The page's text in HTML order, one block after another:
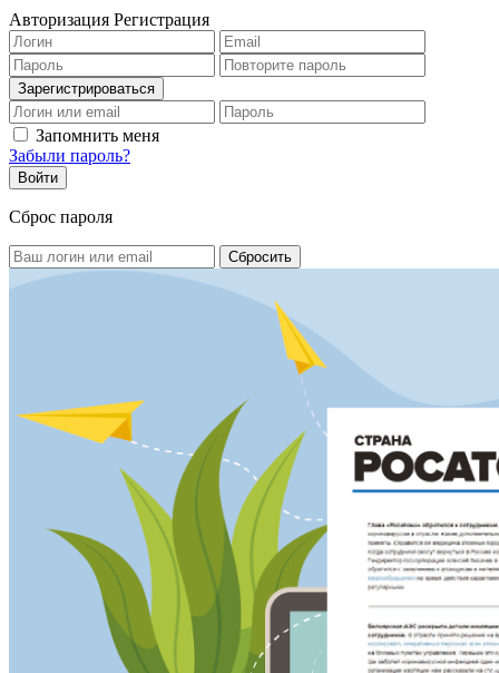
Авторизация Регистрация
Запомнить меня
Забыли пароль?
Сброс пароля